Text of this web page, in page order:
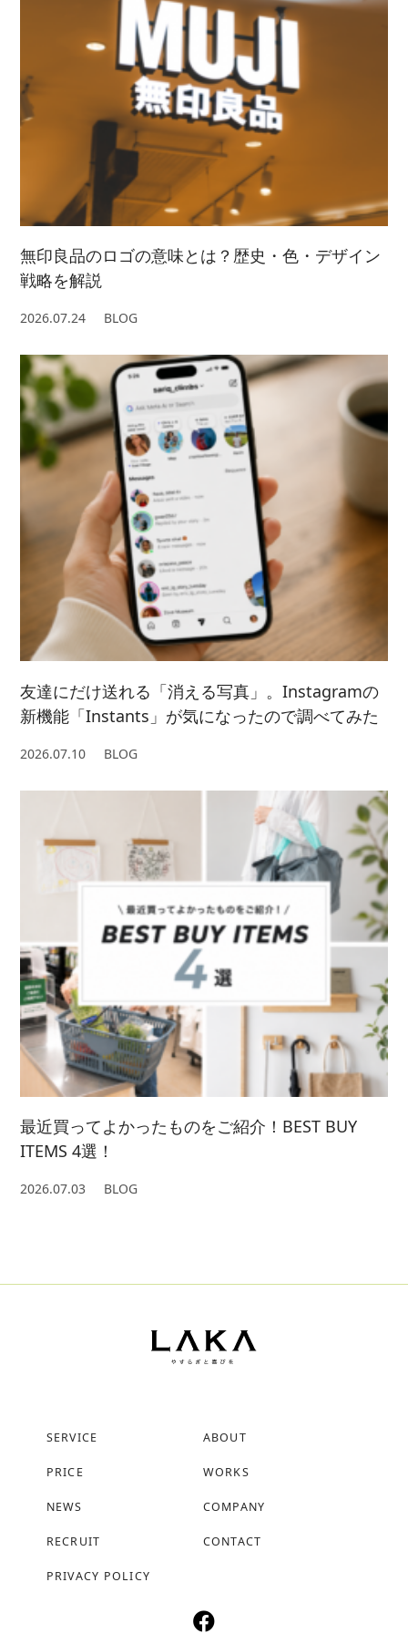
2023/ 2 (2)
2023/ 1 (3)
2022/ 4 (7)
2022/ 3 (4)
2022/ 2 (5)
2022/ 1 (5)
2021/ 5 (4)
2021/ 4 (7)
2021/ 3 (2)
2021/ 2 (4)
無印良品のロゴの意味とは？歴史・色・デザイン
戦略を解説
2026.07.24 BLOG
友達にだけ送れる「消える写真」。Instagramの
新機能「Instants」が気になったので調べてみた
2026.07.10 BLOG
最近買ってよかったものをご紹介！BEST BUY
ITEMS 4選！
2026.07.03 BLOG
SERVICE ABOUT
PRICE WORKS
NEWS COMPANY
RECRUIT CONTACT
PRIVACY POLICY